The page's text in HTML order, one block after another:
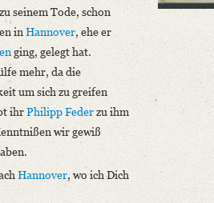
seinem Tode, schon
inHannover, ehe er
ging, gelegt hat.
mehr, da die
um sich zu greifen
ihrPhilipp Federzu ihm
wir gewiß
Hannover, wo ich Dich